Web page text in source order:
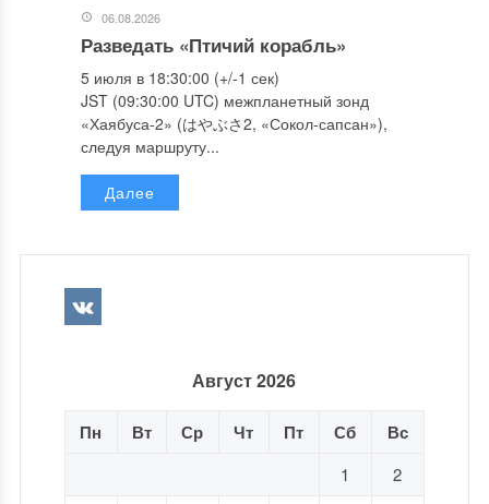
06.08.2026
Разведать «Птичий корабль»
5 июля в 18:30:00 (+/-1 сек)
JST (09:30:00 UTC) межпланетный зонд
«Хаябуса-2» (はやぶさ2, «Сокол-сапсан»),
следуя маршруту...
Далее
Август 2026
Пн Вт Ср Чт Пт Сб Вс
1
2